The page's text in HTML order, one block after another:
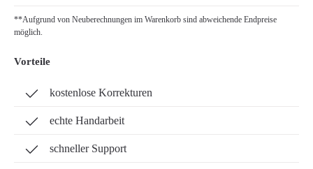
**Aufgrund von Neuberechnungen im Warenkorb sind abweichende Endpreise
möglich.
Vorteile
kostenlose Korrekturen
echte Handarbeit
schneller Support